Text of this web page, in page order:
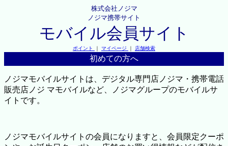
株式会社ノジマ
ノジマ携帯サイト
モバイル会員サイト
ポイント ｜ マイページ ｜ 店舗検索
初めての方へ
ノジマモバイルサイトは、デジタル専門店ノジマ・携帯電話
販売店ノジ マモバイルなど、ノジマグループのモバイルサ
イトです。
ノジマモバイルサイトの会員になりますと、会員限定クーポ